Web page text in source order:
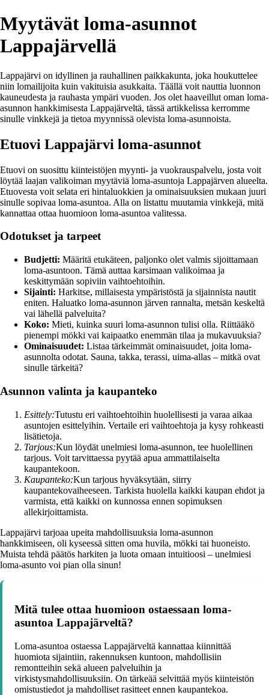
Myytävät loma-asunnot
Lappajärvellä
Lappajärvi on idyllinen ja rauhallinen paikkakunta, joka houkuttelee
niin lomailijoita kuin vakituisia asukkaita. Täällä voit nauttia luonnon
kauneudesta ja rauhasta ympäri vuoden. Jos olet haaveillut oman loma-
asunnon hankkimisesta Lappajärveltä, tässä artikkelissa kerromme
sinulle vinkkejä ja tietoa myynnissä olevista loma-asunnoista.
Etuovi Lappajärvi loma-asunnot
Etuovi on suosittu kiinteistöjen myynti- ja vuokrauspalvelu, josta voit
löytää laajan valikoiman myytäviä loma-asuntoja Lappajärven alueelta.
Etuovesta voit selata eri hintaluokkien ja ominaisuuksien mukaan juuri
sinulle sopivaa loma-asuntoa. Alla on listattu muutamia vinkkejä, mitä
kannattaa ottaa huomioon loma-asuntoa valitessa.
Odotukset ja tarpeet
Budjetti: Määritä etukäteen, paljonko olet valmis sijoittamaan
loma-asuntoon. Tämä auttaa karsimaan valikoimaa ja
keskittymään sopiviin vaihtoehtoihin.
Sijainti: Harkitse, millaisesta ympäristöstä ja sijainnista nautit
eniten. Haluatko loma-asunnon järven rannalta, metsän keskeltä
vai lähellä palveluita?
Koko: Mieti, kuinka suuri loma-asunnon tulisi olla. Riittääkö
pienempi mökki vai kaipaatko enemmän tilaa ja mukavuuksia?
Ominaisuudet: Listaa tärkeimmät ominaisuudet, joita loma-
asunnolta odotat. Sauna, takka, terassi, uima-allas – mitkä ovat
sinulle tärkeitä?
Asunnon valinta ja kaupanteko
Esittely:Tutustu eri vaihtoehtoihin huolellisesti ja varaa aikaa
asuntojen esittelyihin. Vertaile eri vaihtoehtoja ja kysy rohkeasti
lisätietoja.
Tarjous:Kun löydät unelmiesi loma-asunnon, tee huolellinen
tarjous. Voit tarvittaessa pyytää apua ammattilaiselta
kaupantekoon.
Kaupanteko:Kun tarjous hyväksytään, siirry
kaupantekovaiheeseen. Tarkista huolella kaikki kaupan ehdot ja
varmista, että kaikki on kunnossa ennen sopimuksen
allekirjoittamista.
Lappajärvi tarjoaa upeita mahdollisuuksia loma-asunnon
hankkimiseen, oli kyseessä sitten oma huvila, mökki tai huoneisto.
Muista tehdä päätös harkiten ja luota omaan intuitioosi – unelmiesi
loma-asunto voi pian olla sinun!
Mitä tulee ottaa huomioon ostaessaan loma-
asuntoa Lappajärveltä?
Loma-asuntoa ostaessa Lappajärveltä kannattaa kiinnittää
huomiota sijaintiin, rakennuksen kuntoon, mahdollisiin
remontteihin sekä alueen palveluihin ja
virkistysmahdollisuuksiin. On tärkeää selvittää myös kiinteistön
omistustiedot ja mahdolliset rasitteet ennen kaupantekoa.